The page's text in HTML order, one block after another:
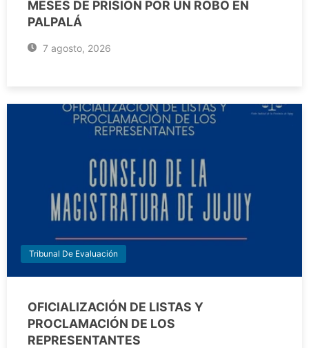
MESES DE PRISIÓN POR UN ROBO EN
PALPALÁ
7 agosto, 2026
Tribunal De Evaluación
OFICIALIZACIÓN DE LISTAS Y
PROCLAMACIÓN DE LOS
REPRESENTANTES